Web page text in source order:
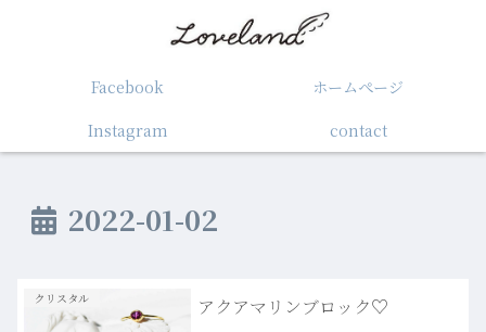
Facebook
ホームぺージ
Instagram
contact
2022-01-02
クリスタル アクアマリンブロック♡